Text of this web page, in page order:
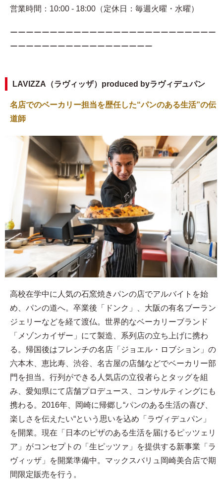
営業時間：10:00 - 18:00（定休日：毎週火曜・水曜）
ーーーーーーーーーーーーーーーーーーーーーーーーーー
ーーーーーーーーーーーーーーーーーー
LAVIZZA（ラヴィッザ）produced byラヴィデュパン
名店でのベーカリー担当を歴任した“パンのある生活”の伝
道師
高校在学中に人気の石窯焼きパンの店でアルバイトを始
め、パンの道へ。卒業後「ドンク」、大阪の有名ブーラン
ジェリーなどを経て渡仏。世界的なベーカリーブランド
「メゾンカイザー」にて製造、系列店の立ち上げに携わ
る。帰国後はフレンチの名店「ジョエル・ロブション」の
六本木、恵比寿、渋谷、名古屋の店舗などでベーカリー部
門を担当。行列ができる人気店の立役者らとタッグを組
み、愛知県にて店舗プロデュース、コンサルティングにも
携わる。2016年、岡崎に帰郷し“パンのある生活の喜び、
楽しさを伝えたい“という思いを込め「ラヴィデュパン」
を開業。現在「日本のピザのある生活を届けるピッツェリ
ア」がコンセプトの「生ピッツァ」を提供する新事業「ラ
ヴィッザ」を開業準備中。マックスバリュ岡崎美合店で期
間限定販売を行う。